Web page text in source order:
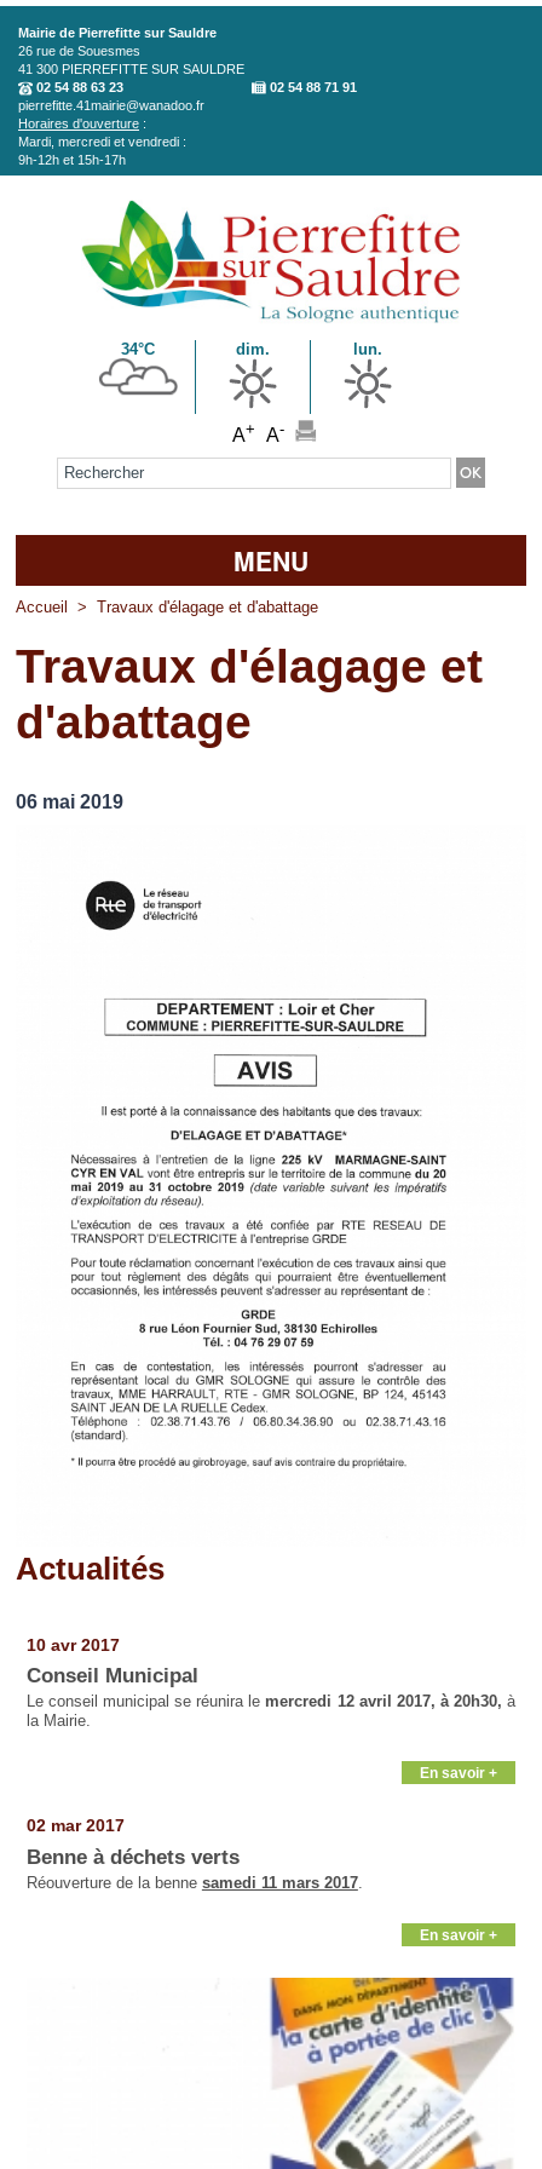
Aller au contenu principal
Mairie de Pierrefitte sur Sauldre
26 rue de Souesmes
41 300 PIERREFITTE SUR SAULDRE
02 54 88 63 23
02 54 88 71 91
pierrefitte.41mairie@wanadoo.fr
Horaires d'ouverture :
Mardi, mercredi et vendredi :
9h-12h et 15h-17h
34°C dim. lun.
A+ A-
Formulaire de recherche
MENU
Accueil
La mairie
Découvrir Pierrefitte
Accueil > Travaux d'élagage et d'abattage
Travaux d'élagage et
d'abattage
06 mai 2019
Actualités
10 avr 2017
Conseil Municipal
Le conseil municipal se réunira le mercredi 12 avril 2017, à 20h30, à
la Mairie.
En savoir +
02 mar 2017
Benne à déchets verts
Réouverture de la benne samedi 11 mars 2017.
En savoir +
Pages